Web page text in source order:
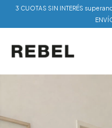
3 CUOTAS SIN INTERÉS